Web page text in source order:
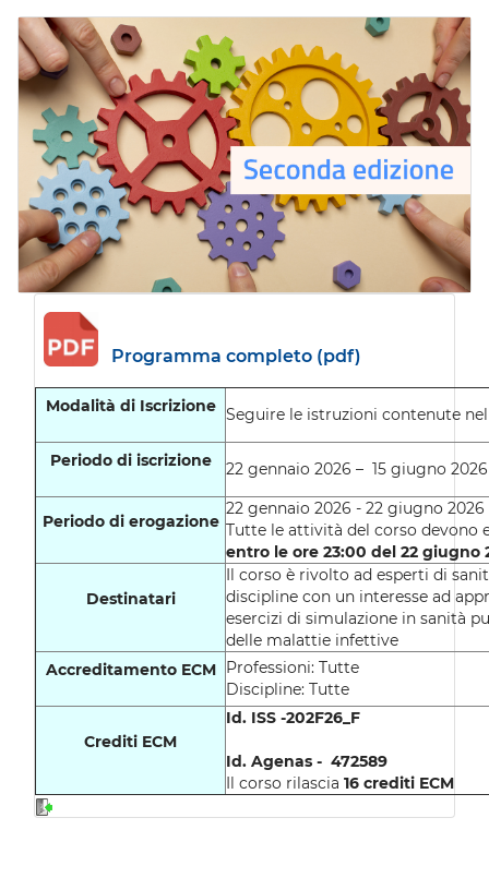
contenuto
principale
Programma completo (pdf)
Modalità di Iscrizione Seguire le istruzioni contenute
Periodo di iscrizione 22 gennaio 2026 – 15 giugno 2026
Periodo di erogazione
22 gennaio 2026 - 22 giugno 2026
Tutte le attività del corso devono
entro le ore 23:00 del 22 giugno
Destinatari
Il corso è rivolto ad esperti di
discipline con un interesse ad
esercizi di simulazione in sanità
delle malattie infettive
Accreditamento ECM Professioni: Tutte
Discipline: Tutte
Crediti ECM
Id. ISS -202F26_F
Id. Agenas - 472589
Il corso rilascia 16 crediti ECM